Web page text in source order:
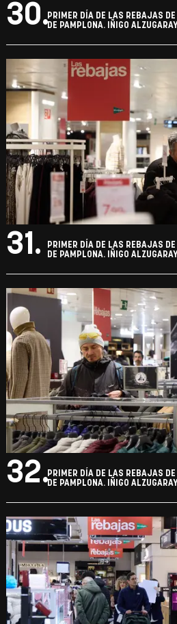
30.PRIMER DÍA DE LAS REBAJAS
DE PAMPLONA. IÑIGO ALZUGARAY
31.
PRIMER DÍA DE LAS REBAJAS
DE PAMPLONA. IÑIGO ALZUGARAY
32.PRIMER DÍA DE LAS REBAJAS
DE PAMPLONA. IÑIGO ALZUGARAY